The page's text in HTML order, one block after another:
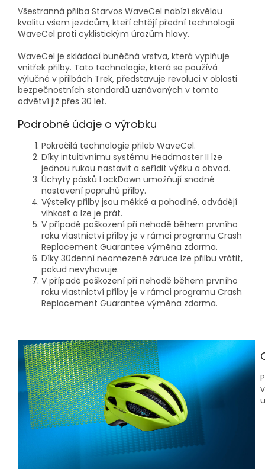
Všestranná přilba Starvos WaveCel nabízí skvělou
kvalitu všem jezdcům, kteří chtějí přední technologii
WaveCel proti cyklistickým úrazům hlavy.
WaveCel je skládací buněčná vrstva, která vyplňuje
vnitřek přilby. Tato technologie, která se používá
výlučně v přilbách Trek, představuje revoluci v oblasti
bezpečnostních standardů uznávaných v tomto
odvětví již přes 30 let.
Podrobné údaje o výrobku
Pokročilá technologie přileb WaveCel.
Díky intuitivnímu systému Headmaster II lze
jednou rukou nastavit a seřídit výšku a obvod.
Úchyty pásků LockDown umožňují snadné
nastavení popruhů přilby.
Výstelky přilby jsou měkké a pohodlné, odvádějí
vlhkost a lze je prát.
V případě poškození při nehodě během prvního
roku vlastnictví přilby je v rámci programu Crash
Replacement Guarantee výměna zdarma.
Díky 30denní neomezené záruce lze přilbu vrátit,
pokud nevyhovuje.
V případě poškození při nehodě během prvního
roku vlastnictví přilby je v rámci programu Crash
Replacement Guarantee výměna zdarma.